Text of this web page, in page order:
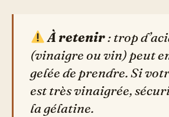
À retenir: trop
(vinaigre ou vin) peut
gelée de prendre. Si
est très vinaigrée,
la gélatine.